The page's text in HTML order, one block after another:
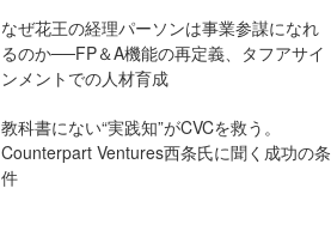
なぜ花王の経理パーソンは事業参謀になれ
るのか──FP＆A機能の再定義、タフアサイ
ンメントでの人材育成
教科書にない“実践知”がCVCを救う。
Counterpart Ventures西条氏に聞く成功の条
件